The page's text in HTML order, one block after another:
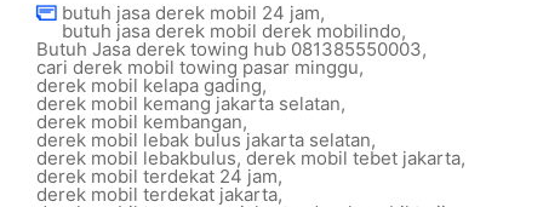
butuh jasa derek mobil 24 jam,
butuh jasa derek mobil derek mobilindo,
Butuh Jasa derek towing hub 081385550003,
cari derek mobil towing pasar minggu,
derek mobil kelapa gading,
derek mobil kemang jakarta selatan,
derek mobil kembangan,
derek mobil lebak bulus jakarta selatan,
derek mobil lebakbulus,derek mobil tebet jakarta,
derek mobil terdekat 24 jam,
derek mobil terdekat jakarta,